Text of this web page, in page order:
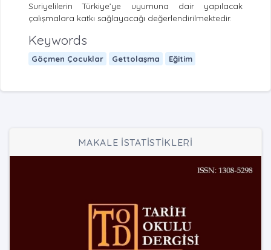
Suriyelilerin Türkiye’ye uyumuna dair yapılacak
çalışmalara katkı sağlayacağı değerlendirilmektedir.
Keywords
Göçmen Çocuklar Gettolaşma Eğitim
MAKALE İSTATİSTİKLERİ